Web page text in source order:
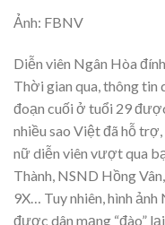
Ảnh: FBNV
Diễn viên Ngân Hòa
Thời gian qua, thông tin
đoạn cuối ở tuổi 29
nhiều sao Việt đã hỗ
nữ diễn viên vượt qua
Thành, NSND Hồng
9X… Tuy nhiên, hình
được dân mạng “đào”